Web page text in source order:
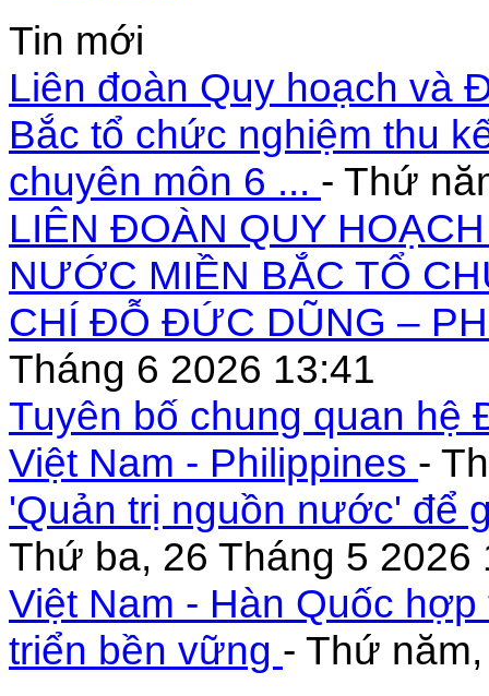
Tin mới
Liên đoàn Quy hoạch và
Bắc tổ chức nghiệm thu
chuyên môn 6 ... - Thứ
LIÊN ĐOÀN QUY
NƯỚC MIỀN BẮC TỔ
CHÍ ĐỖ ĐỨC DŨNG –
Tháng 6 2026 13:41
Tuyên bố chung quan
Việt Nam - Philippines -
'Quản trị nguồn nước' để
Thứ ba, 26 Tháng 5 2026
Việt Nam - Hàn Quốc
triển bền vững - Thứ